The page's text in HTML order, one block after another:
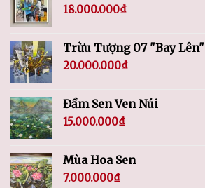
18.000.000₫
Trừu Tượng 07 "Bay Lên"
20.000.000₫
Đầm Sen Ven Núi
15.000.000₫
Mùa Hoa Sen
7.000.000₫